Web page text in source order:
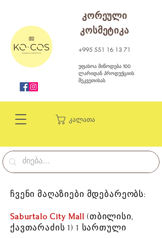
კალათა
კორეული
კოსმეტიკა
+995 551 16 13 71
უფასოა მიწოდება 100
ლარიდან პროდუქციის
შეკვეთისას
ჩვენი მაღაზიები მდებარეობს:
Saburtalo City Mall (თბილისი,
ქავთარაძის 1) 1 სართული